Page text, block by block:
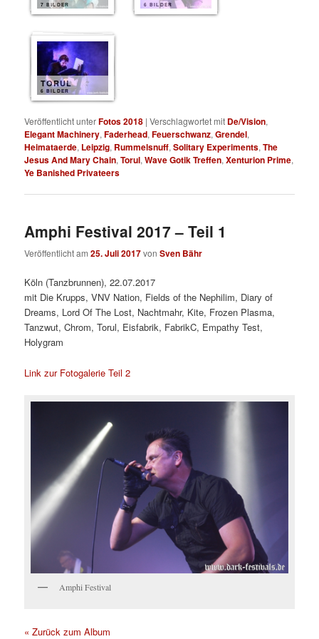
7 BILDER 6 BILDER
TORUL
6 BILDER
Veröffentlicht unterFotos 2018 |Verschlagwortet mit De/Vision,
Elegant Machinery,Faderhead,Feuerschwanz,Grendel,
Heimataerde, Leipzig, Rummelsnuff,Solitary Experiments,The
Jesus And Mary Chain,Torul,Wave Gotik Treffen,Xenturion Prime,
Ye Banished Privateers
Amphi Festival 2017 – Teil 1
Veröffentlicht am25. Juli 2017vonSven Bähr
Köln (Tanzbrunnen), 22.07.2017
mit Die Krupps, VNV Nation, Fields of the Nephilim, Diary of
Dreams, Lord Of The Lost, Nachtmahr, Kite, Frozen Plasma,
Tanzwut, Chrom, Torul, Eisfabrik, FabrikC, Empathy Test,
Holygram
Link zur Fotogalerie Teil 2
Amphi Festival
« Zurück zum Album